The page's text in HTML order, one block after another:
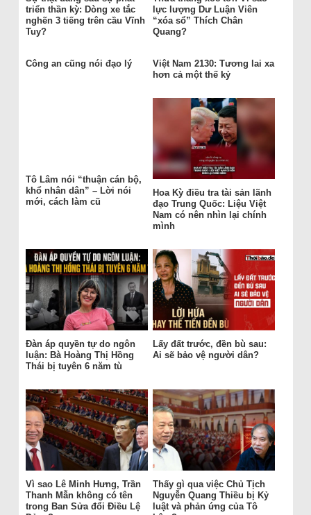
triển thần kỳ: Dòng xe tắc
nghẽn 3 tiếng trên cầu Vĩnh
Tuy?
lực lượng Dư Luận Viên
“xóa sổ” Thích Chân
Quang?
Công an cũng nói đạo lý
Việt Nam 2130: Tương lai xa
hơn cả một thế kỷ
Tô Lâm nói “thuận cán bộ,
khổ nhân dân” – Lời nói
mới, cách làm cũ
Hoa Kỳ điều tra tài sản lãnh
đạo Trung Quốc: Liệu Việt
Nam có nên nhìn lại chính
mình
Đàn áp quyền tự do ngôn
luận: Bà Hoàng Thị Hồng
Thái bị tuyên 6 năm tù
Lấy đất trước, đền bù sau:
Ai sẽ bảo vệ người dân?
Vì sao Lê Minh Hưng, Trần
Thanh Mẫn không có tên
trong Ban Sửa đổi Điều Lệ
Thấy gì qua việc Chủ Tịch
Nguyễn Quang Thiều bị Kỷ
luật và phản ứng của Tô